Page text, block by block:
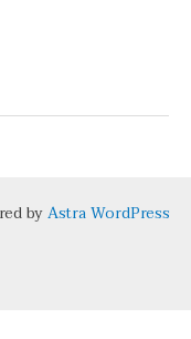
byAstra WordPress